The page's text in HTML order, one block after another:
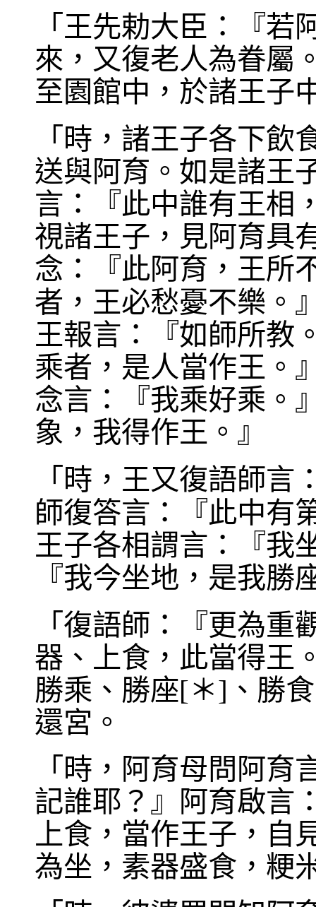
「王先勅大臣：『
來，又復老人為眷屬
至園館中，於諸王子
「時，諸王子各下
送與阿育。如是諸王
言：『此中誰有王相
視諸王子，見阿育具
念：『此阿育，王所
者，王必愁憂不樂。
王報言：『如師所教
乘者，是人當作王。
念言：『我乘好乘。
象，我得作王。』
「時，王又復語師言
師復答言：『此中有
王子各相謂言：『我
『我今坐地，是我
「復語師：『更為
器、上食，此當得王
勝乘、勝座[＊]、勝
還宮。
「時，阿育母問阿
記誰耶？』阿育啟言
上食，當作王子，自
為坐，素器盛食，粳